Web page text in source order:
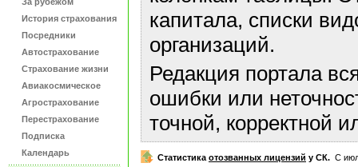
История страхования
Посредники
Автострахование
Страхование жизни
Авиакосмическое
Агрострахование
Перестрахование
Подписка
Календарь
капитала, списки
организаций.
Редакция портала
ошибки или
точной, корректной
Статистика отозванных лицензий у СК. C